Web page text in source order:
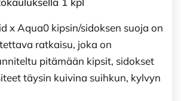
x Aqua0 kipsin/sidoksen suoja on
ratkaisu, joka on
pitämään kipsit, sidokset
täysin kuivina suihkun, kylvyn